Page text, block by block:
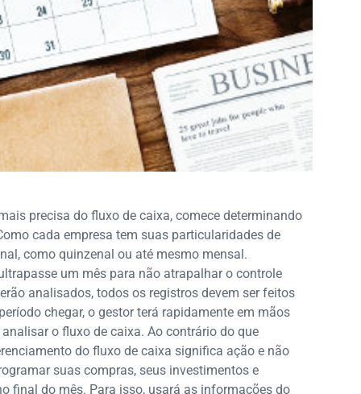
precisa do fluxo de caixa, comece determinando
cada empresa tem suas particularidades de
como quinzenal ou até mesmo mensal.
um mês para não atrapalhar o controle
analisados, todos os registros devem ser feitos
chegar, o gestor terá rapidamente em mãos
o fluxo de caixa. Ao contrário do que
do fluxo de caixa significa ação e não
suas compras, seus investimentos e
final do mês. Para isso, usará as informações do